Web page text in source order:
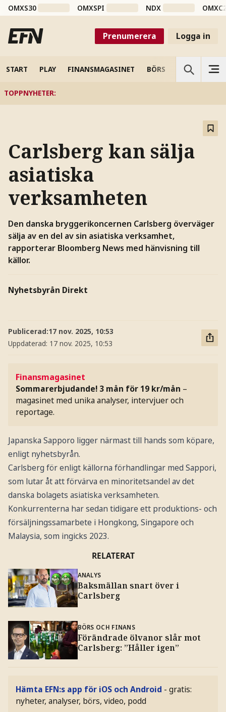
OMXS30 OMXSPI NDX
Prenumerera Logga in
START PLAY FINANSMAGASINET BÖRS VETENSKAP
TOPPNYHETER:
Carlsberg kan sälja
asiatiska
verksamheten
Den danska bryggerikoncernen Carlsberg överväger
sälja av en del av sin asiatiska verksamhet,
rapporterar Bloomberg News med hänvisning till
källor.
Nyhetsbyrån Direkt
Publicerad:17 nov. 2025, 10:53
Uppdaterad: 17 nov. 2025, 10:53
Finansmagasinet
Sommarerbjudande! 3 mån för 19 kr/mån –
magasinet med unika analyser, intervjuer och
reportage.
Japanska Sapporo ligger närmast till hands som köpare,
enligt nyhetsbyrån.
Carlsberg för enligt källorna förhandlingar med Sappori,
som lutar åt att förvärva en minoritetsandel av det
danska bolagets asiatiska verksamheten.
Konkurrenterna har sedan tidigare ett produktions- och
försäljningssamarbete i Hongkong, Singapore och
Malaysia, som ingicks 2023.
RELATERAT
ANALYS
Baksmällan snart över i
Carlsberg
BÖRS OCH FINANS
Förändrade ölvanor slår mot
Carlsberg: ”Håller igen”
Hämta EFN:s app för iOS och Android - gratis:
nyheter, analyser, börs, video, podd